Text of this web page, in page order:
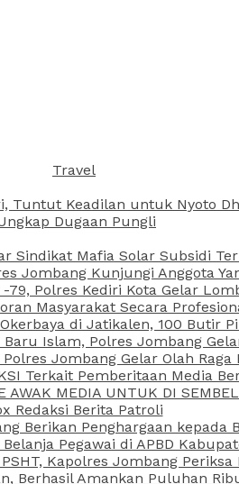
Travel
Tuntut Keadilan untuk Nyoto
Dugaan Pungli
Sindikat Mafia Solar Subsidi
Jombang Kunjungi Anggota
Polres Kediri Kota Gelar
Masyarakat Secara
di Jatikalen, 100 Butir
Islam, Polres Jombang
Jombang Gelar Olah Raga
Terkait Pemberitaan Media
AWAK MEDIA UNTUK DI
Redaksi Berita Patroli
Berikan Penghargaan kepada
Pegawai di APBD
Kapolres Jombang
Berhasil Amankan Puluhan